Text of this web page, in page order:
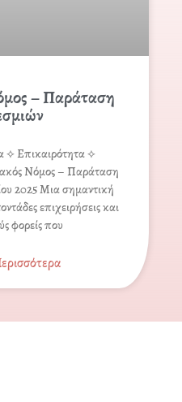
– Παράταση
⟡ Επικαιρότητα ⟡
Νόμος – Παράταση
2025 Μια σημαντική
επιχειρήσεις και
φορείς που